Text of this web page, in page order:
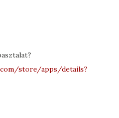
store/apps/details?